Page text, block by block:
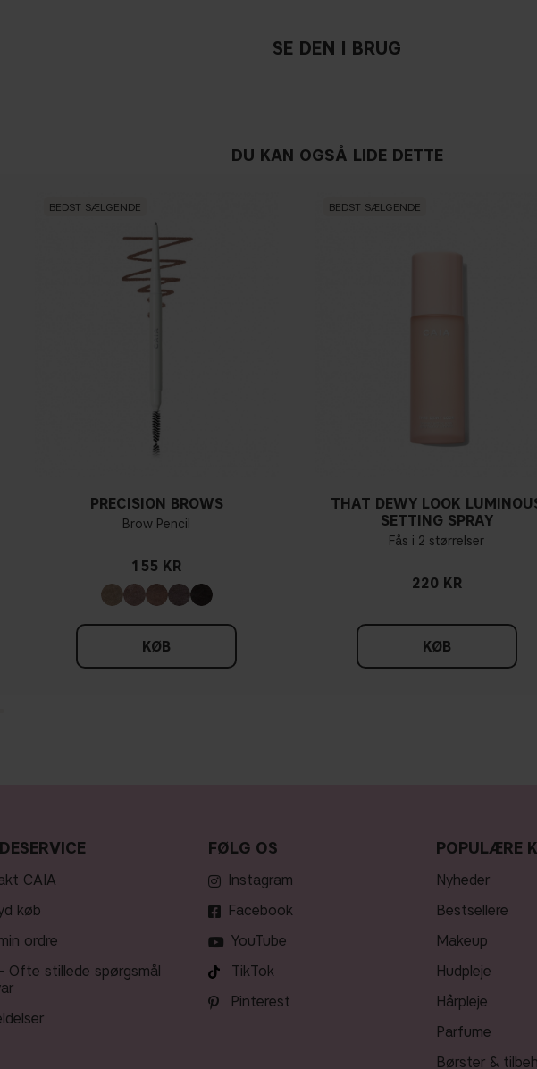
Tag et hvidt stykke tøj
lyserød, har du en kold
du har svært ved at se, om
SE DEN I BRUG
DU KAN OGSÅ LIDE DETTE
BEDST SÆLGENDE
PRECISION BROWS
Brow Pencil
155 KR
KØB
BEDST SÆLGENDE
THAT DEWY LOOK
SETTING SPRAY
Fås i 2 størrelser
220 KR
KØB
CAIA
køb
ordre
Ofte stillede spørgsmål
FØLG OS
Instagram
Facebook
YouTube
TikTok
Pinterest
POPULÆRE
nyheder
bestsellere
makeup
hudpleje
hårpleje
parfume
børster &